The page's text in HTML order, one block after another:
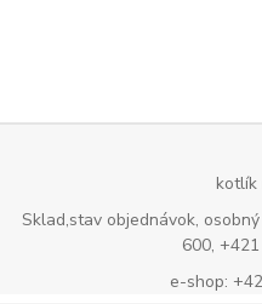
kotlík
Sklad,stav objednávok,
600,
e-shop: